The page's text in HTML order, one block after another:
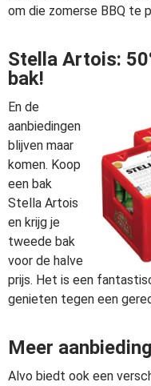
om die zomerse BBQ te
Stella Artois:
bak!
En de
aanbiedingen
blijven maar
komen. Koop
een bak
Stella Artois
en krijg je
tweede bak
voor de halve
prijs. Het is een
genieten tegen een
Meer
Alvo biedt ook een